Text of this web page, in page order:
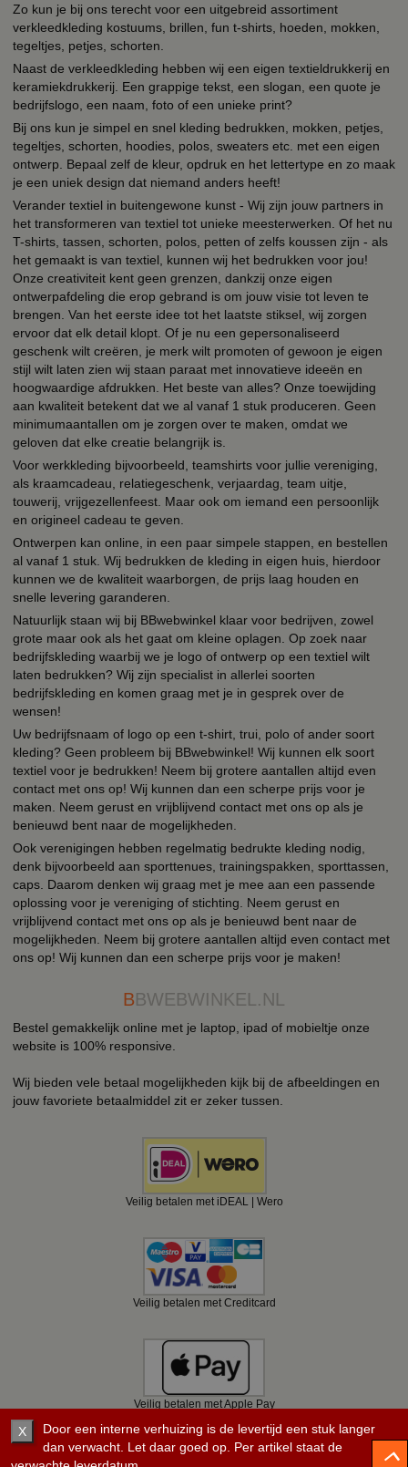
Zo kun je bij ons terecht voor een uitgebreid assortiment
verkleedkleding kostuums, brillen, fun t-shirts, hoeden, mokken,
tegeltjes, petjes, schorten.
Naast de verkleedkleding hebben wij een eigen textieldrukkerij en
keramiekdrukkerij. Een grappige tekst, een slogan, een quote je
bedrijfslogo, een naam, foto of een unieke print?
Bij ons kun je simpel en snel kleding bedrukken, mokken, petjes,
tegeltjes, schorten, hoodies, polos, sweaters etc. met een eigen
ontwerp. Bepaal zelf de kleur, opdruk en het lettertype en zo maak
je een uniek design dat niemand anders heeft!
Verander textiel in buitengewone kunst - Wij zijn jouw partners in
het transformeren van textiel tot unieke meesterwerken. Of het nu
T-shirts, tassen, schorten, polos, petten of zelfs koussen zijn - als
het gemaakt is van textiel, kunnen wij het bedrukken voor jou!
Onze creativiteit kent geen grenzen, dankzij onze eigen
ontwerpafdeling die erop gebrand is om jouw visie tot leven te
brengen. Van het eerste idee tot het laatste stiksel, wij zorgen
ervoor dat elk detail klopt. Of je nu een gepersonaliseerd
geschenk wilt creëren, je merk wilt promoten of gewoon je eigen
stijl wilt laten zien wij staan paraat met innovatieve ideeën en
hoogwaardige afdrukken. Het beste van alles? Onze toewijding
aan kwaliteit betekent dat we al vanaf 1 stuk produceren. Geen
minimumaantallen om je zorgen over te maken, omdat we
geloven dat elke creatie belangrijk is.
Voor werkkleding bijvoorbeeld, teamshirts voor jullie vereniging,
als kraamcadeau, relatiegeschenk, verjaardag, team uitje,
touwerij, vrijgezellenfeest. Maar ook om iemand een persoonlijk
en origineel cadeau te geven.
Ontwerpen kan online, in een paar simpele stappen, en bestellen
al vanaf 1 stuk. Wij bedrukken de kleding in eigen huis, hierdoor
kunnen we de kwaliteit waarborgen, de prijs laag houden en
snelle levering garanderen.
Natuurlijk staan wij bij BBwebwinkel klaar voor bedrijven, zowel
grote maar ook als het gaat om kleine oplagen. Op zoek naar
bedrijfskleding waarbij we je logo of ontwerp op een textiel wilt
laten bedrukken? Wij zijn specialist in allerlei soorten
bedrijfskleding en komen graag met je in gesprek over de
wensen!
Uw bedrijfsnaam of logo op een t-shirt, trui, polo of ander soort
kleding? Geen probleem bij BBwebwinkel! Wij kunnen elk soort
textiel voor je bedrukken! Neem bij grotere aantallen altijd even
contact met ons op! Wij kunnen dan een scherpe prijs voor je
maken. Neem gerust en vrijblijvend contact met ons op als je
benieuwd bent naar de mogelijkheden.
Ook verenigingen hebben regelmatig bedrukte kleding nodig,
denk bijvoorbeeld aan sporttenues, trainingspakken, sporttassen,
caps. Daarom denken wij graag met je mee aan een passende
oplossing voor je vereniging of stichting. Neem gerust en
vrijblijvend contact met ons op als je benieuwd bent naar de
mogelijkheden. Neem bij grotere aantallen altijd even contact met
ons op! Wij kunnen dan een scherpe prijs voor je maken!
BBWEBWINKEL.NL
Bestel gemakkelijk online met je laptop, ipad of mobieltje onze
website is 100% responsive.
Wij bieden vele betaal mogelijkheden kijk bij de afbeeldingen en
jouw favoriete betaalmiddel zit er zeker tussen.
Veilig betalen met iDEAL | Wero
Veilig betalen met Creditcard
Veilig betalen met Apple Pay
X
Door een interne verhuizing is de levertijd een stuk langer
dan verwacht. Let daar goed op. Per artikel staat de